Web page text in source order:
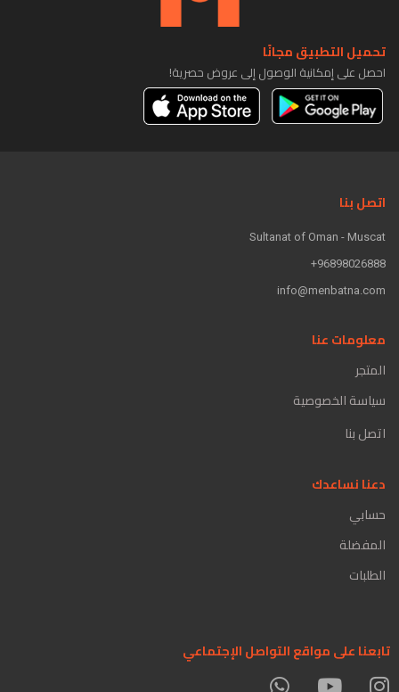
تحميل التطبيق مجانًا
احصل على إمكانية الوصول إلى عروض حصرية!
اتصل بنا
Sultanat of Oman - Muscat
96898026888+
info@menbatna.com
معلومات عنا
المتجر
سياسة الخصوصية
اتصل بنا
دعنا نساعدك
حسابي
المفضلة
الطلبات
تابعنا على مواقع التواصل الإجتماعي